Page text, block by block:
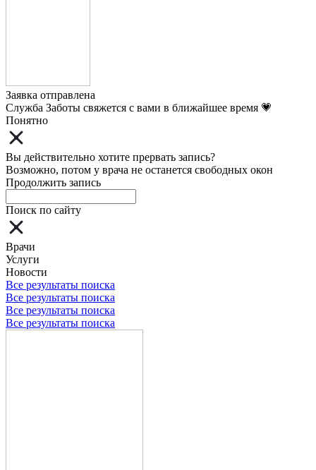
Заявка отправлена
Служба Заботы свяжется с вами в ближайшее время 💗
Понятно
Вы действительно хотите прервать запись?
Возможно, потом у врача не останется свободных окон
Продолжить запись
Поиск по сайту
Врачи
Услуги
Новости
Все результаты поиска
Все результаты поиска
Все результаты поиска
Все результаты поиска